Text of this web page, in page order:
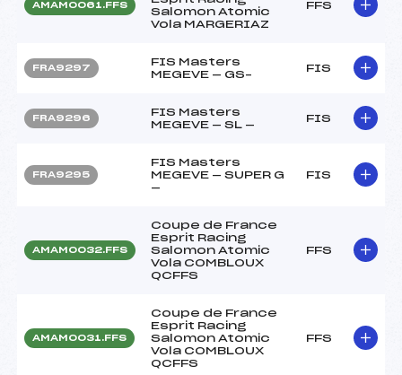
AMAM0061.FFS
Salomon Atomic
Vola MARGERIAZ
FFS
FRA9297
FIS Masters
MEGEVE — GS–
FIS
FRA9296
FIS Masters
MEGEVE — SL —
FIS
FRA9295
FIS Masters
MEGEVE — SUPER G
—
FIS
AMAM0032.FFS
Coupe de France
Esprit Racing
Salomon Atomic
Vola COMBLOUX
QCFFS
FFS
AMAM0031.FFS
Coupe de France
Esprit Racing
Salomon Atomic
Vola COMBLOUX
QCFFS
FFS